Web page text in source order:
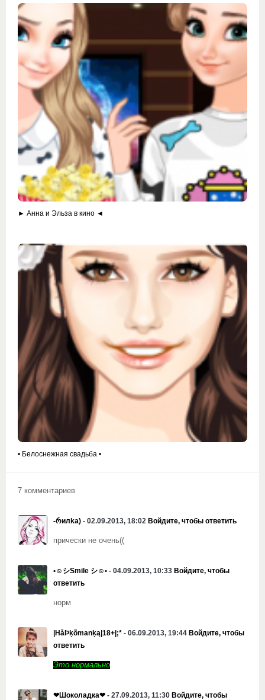
► Анна и Эльза в кино ◄
• Белоснежная свадьба •
7 комментариев
-რилkа) - 02.09.2013, 18:02 Войдите, чтобы ответить
прически не очень((
•☺シSmile シ☺• - 04.09.2013, 10:33 Войдите, чтобы
ответить
норм
|HåÞķõmanķą|18+|;* - 06.09.2013, 19:44 Войдите, чтобы
ответить
Это нормально
❤Шоколадка❤ - 27.09.2013, 11:30 Войдите, чтобы